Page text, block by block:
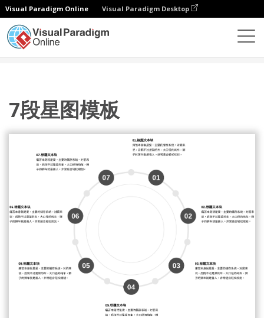
Visual Paradigm Online Visual Paradigm Desktop
7段星图模板